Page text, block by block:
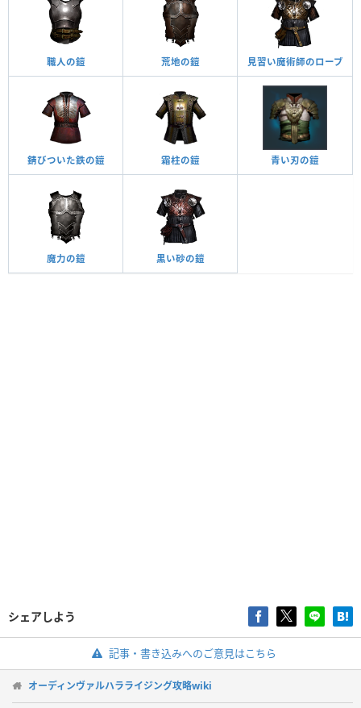
職人の鎧 荒地の鎧 見習い魔術師のローブ
錆びついた鉄の鎧 霜柱の鎧 青い刃の鎧
魔力の鎧 黒い砂の鎧
シェアしよう
記事・書き込みへのご意見はこちら
オーディンヴァルハラライジング攻略wiki